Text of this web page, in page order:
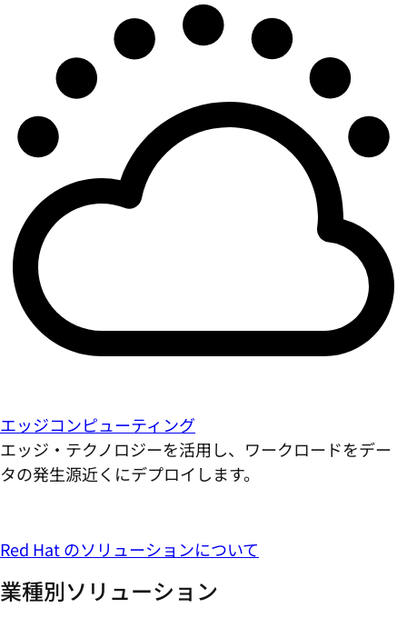
エッジコンピューティング
エッジ・テクノロジーを活用し、ワークロードをデー
タの発生源近くにデプロイします。
Red Hat のソリューションについて
業種別ソリューション